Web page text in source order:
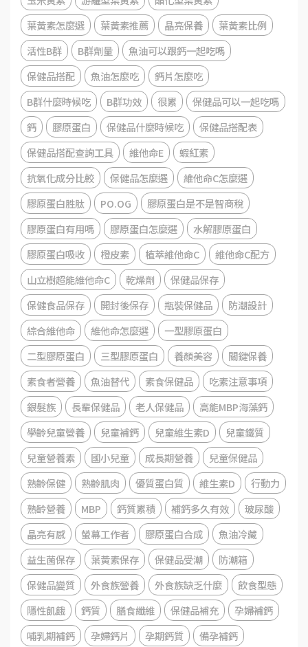
葉黃素怎麼選
葉黃素推薦 晶亮保養
葉黃素比例
活性B群
B群劑量
魚油可以跟鈣一起吃嗎
保健品搭配
魚油怎麼吃
鈣片怎麼吃
B群什麼時候吃
B群功效 很累
保健品可以一起吃嗎
鈣
膠原蛋白 保健品什麼時候吃
保健品搭配表
保健品搭配查詢工具
維他命E
蝦紅素
抗氧化成分比較
保健品怎麼選
維他命C怎麼選
膠原蛋白胜肽
PO.OG
膠原蛋白是不是智商稅
膠原蛋白有用嗎
膠原蛋白怎麼選
水解膠原蛋白
膠原蛋白吸收
橙皮素 植萃維他命C
維他命C配方
山立樹超能維他命C
乾燥劑
保健品保存
保健食品保存
開封後保存 瓶裝保健品
防潮設計
綜合維他命
維他命怎麼選
一型膠原蛋白
二型膠原蛋白
三型膠原蛋白 養顏美容
關鍵保養
素食者營養
魚油替代 素食保健品
吃素注意事項
銀髮族
長輩保健品 老人保健品
高能MBP海藻鈣
學齡兒童營養
兒童補鈣 兒童維生素D
兒童鐵質
兒童營養素
國小兒童 成長期營養
兒童保健品
熟齡保健
熟齡肌肉 優質蛋白質 維生素D
行動力
熟齡營養
MBP 鈣質累積 補鈣多久有效
玻尿酸
晶亮有感
螢幕工作者 膠原蛋白合成
魚油冷藏
益生菌保存
葉黃素保存 保健品受潮
防潮箱
保健品變質
外食族營養 外食族缺乏什麼
飲食型態
隱性飢餓
鈣質 膳食纖維 保健品補充
孕婦補鈣
哺乳期補鈣
孕婦鈣片 孕期鈣質
備孕補鈣